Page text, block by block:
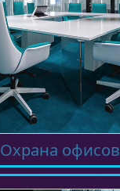
Охрана офисов